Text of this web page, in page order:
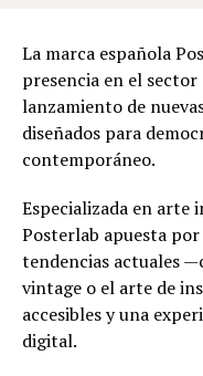
La marca española
presencia en el
lanzamiento de
diseñados para
contemporáneo.
Especializada en arte
Posterlab apuesta
tendencias actuales
vintage o el arte de
accesibles y una
digital.